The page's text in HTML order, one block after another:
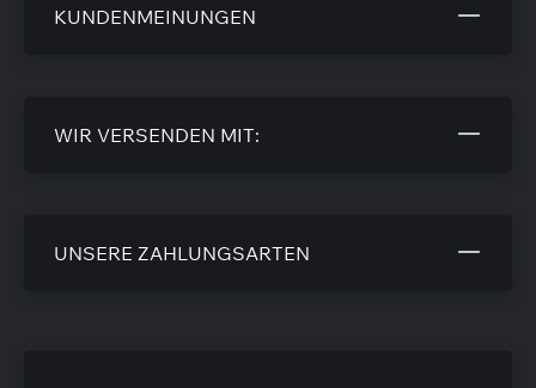
KUNDENMEINUNGEN
WIR VERSENDEN MIT:
UNSERE ZAHLUNGSARTEN